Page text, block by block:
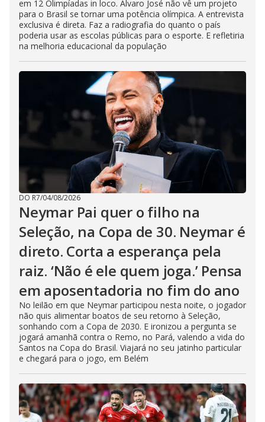
em 12 Olimpíadas in loco. Álvaro José não vê um projeto
para o Brasil se tornar uma potência olímpica. A entrevista
exclusiva é direta. Faz a radiografia do quanto o país
poderia usar as escolas públicas para o esporte. E refletiria
na melhoria educacional da população
DO R7/04/08/2026
Neymar Pai quer o filho na
Seleção, na Copa de 30. Neymar é
direto. Corta a esperança pela
raiz. ‘Não é ele quem joga.’ Pensa
em aposentadoria no fim do ano
No leilão em que Neymar participou nesta noite, o jogador
não quis alimentar boatos de seu retorno à Seleção,
sonhando com a Copa de 2030. E ironizou a pergunta se
jogará amanhã contra o Remo, no Pará, valendo a vida do
Santos na Copa do Brasil. Viajará no seu jatinho particular
e chegará para o jogo, em Belém